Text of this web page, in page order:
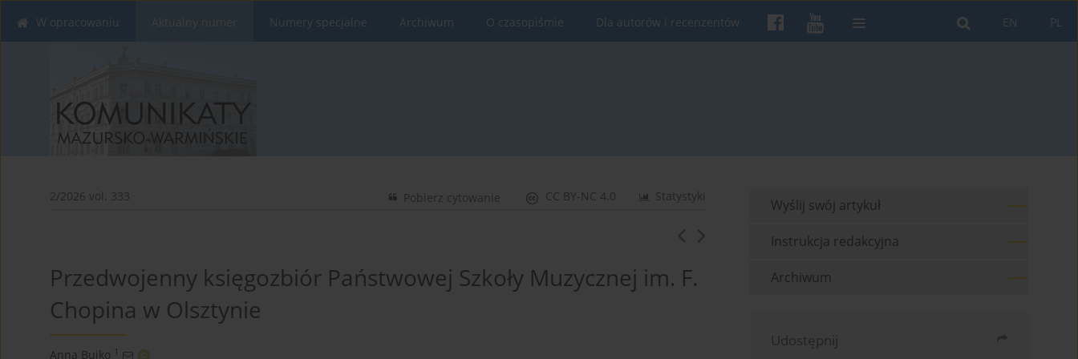
PL
EN
W opracowaniu Aktualny numer Numery specjalne Archiwum O czasopiśmie Dla autorów i recenzentów
2/2026 vol. 333 Statystyki
CC BY-NC 4.0
Pobierz cytowanie
Przedwojenny księgozbiór Państwowej Szkoły Muzycznej im. F.
Chopina w Olsztynie
Anna Bujko 1
Wyślij swój artykuł
Instrukcja redakcyjna
Archiwum
Udostępnij